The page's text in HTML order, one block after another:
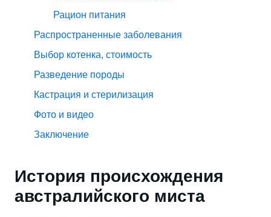
Рацион питания
Распространенные заболевания
Выбор котенка, стоимость
Разведение породы
Кастрация и стерилизация
Фото и видео
Заключение
История происхождения
австралийского миста